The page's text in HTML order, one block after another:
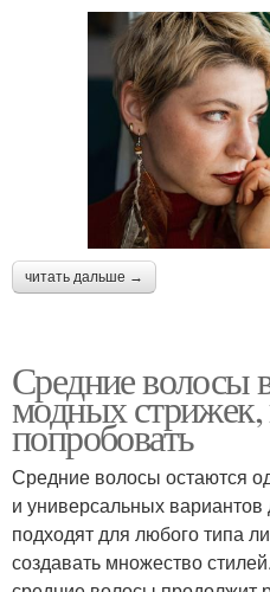
читать дальше →
Средние волосы
модных стрижек,
попробовать
Средние волосы остаются
и универсальных
подходят для любого типа
создавать множество